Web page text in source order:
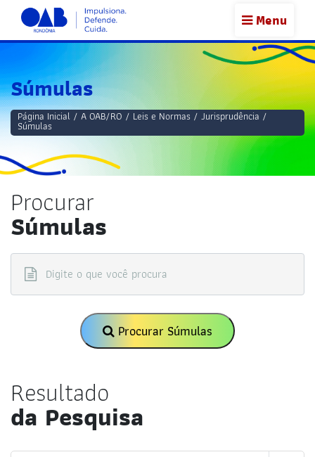
Menu
Súmulas
Página Inicial / A OAB/RO / Leis e Normas / Jurisprudência /
Súmulas
Procurar
Súmulas
Digite o que você procura
Procurar Súmulas
Resultado
da Pesquisa